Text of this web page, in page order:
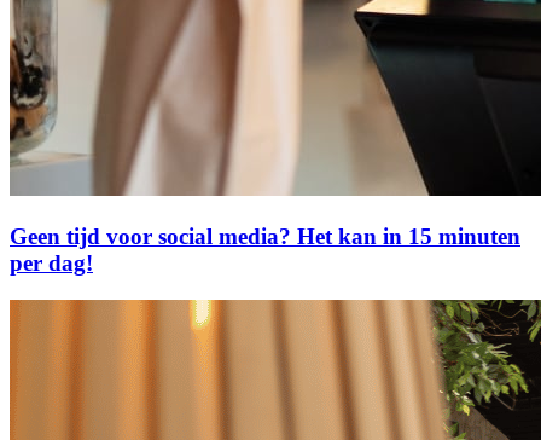
Geen tijd voor social media? Het kan in 15 minuten
per dag!